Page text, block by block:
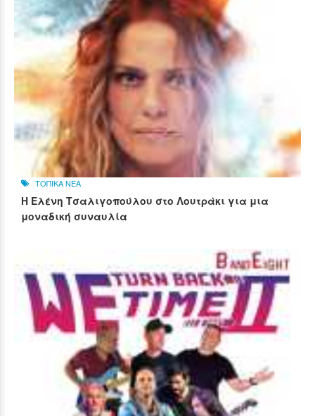
ΤΟΠΙΚΑ ΝΕΑ
Η Ελένη Τσαλιγοπούλου στο Λουτράκι για μια
μοναδική συναυλία